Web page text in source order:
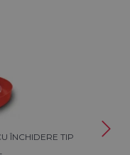
ÎNCHIDERE TIP